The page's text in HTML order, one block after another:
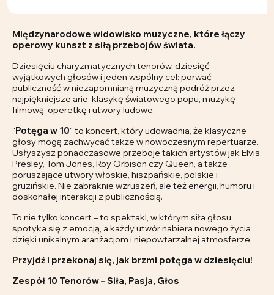
Międzynarodowe widowisko muzyczne, które łączy
operowy kunszt z siłą przebojów świata.
Dziesięciu charyzmatycznych tenorów, dziesięć
wyjątkowych głosów i jeden wspólny cel: porwać
publiczność w niezapomnianą muzyczną podróż przez
najpiękniejsze arie, klasykę światowego popu, muzykę
filmową, operetkę i utwory ludowe.
"Potęga w 10" to koncert, który udowadnia, że klasyczne
głosy mogą zachwycać także w nowoczesnym repertuarze.
Usłyszysz ponadczasowe przeboje takich artystów jak Elvis
Presley, Tom Jones, Roy Orbison czy Queen, a także
poruszające utwory włoskie, hiszpańskie, polskie i
gruzińskie. Nie zabraknie wzruszeń, ale też energii, humoru i
doskonałej interakcji z publicznością.
To nie tylko koncert – to spektakl, w którym siła głosu
spotyka się z emocją, a każdy utwór nabiera nowego życia
dzięki unikalnym aranżacjom i niepowtarzalnej atmosferze.
Przyjdź i przekonaj się, jak brzmi potęga w dziesięciu!
Zespół 10 Tenorów – Siła, Pasja, Głos